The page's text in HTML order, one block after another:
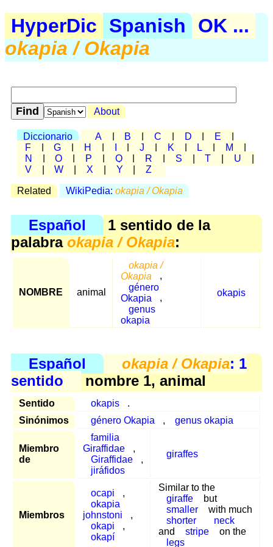
HyperDic Spanish
OK ...
okapia / Okapia
About
Diccionario A B C D E
F
G H J K L M
N
O P Q R S T U
V
W X Y Z
Related WikiPedia: okapia / Okapia
Español
1 sentido de la
palabra okapia / Okapia:
NOMBRE animal
okapia /
Okapia
,
género
Okapia
,
genus
okapia
okapis
Español okapia / Okapia: 1
sentido
nombre 1, animal
Sentido okapis
.
Sinónimos
género Okapia , genus okapia
Miembro
de
familia
Giraffidae
,
Giraffidae
,
jiráfidos
giraffes
Miembros
ocapi
,
okapia
johnstoni
,
okapi
,
okapí
Similar to the
giraffe
but
smaller
with much
shorter
neck
and
stripe
on the
legs